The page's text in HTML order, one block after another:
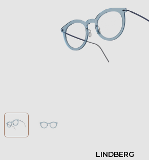
LINDBERG